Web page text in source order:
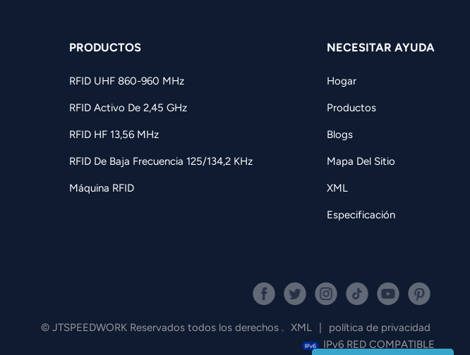
PRODUCTOS
RFID UHF 860-960 MHz
RFID Activo De 2,45 GHz
RFID HF 13,56 MHz
RFID De Baja Frecuencia 125/134,2 KHz
Máquina RFID
NECESITAR AYUDA
Hogar
Productos
Blogs
Mapa Del Sitio
XML
Especificación
© JTSPEEDWORK Reservados todos los derechos . XML
política de privacidad
IPv6 RED COMPATIBLE